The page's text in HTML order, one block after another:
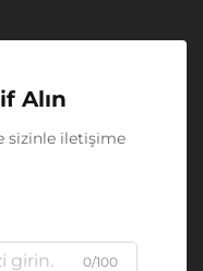
Alın
sizinle iletişime
0/100